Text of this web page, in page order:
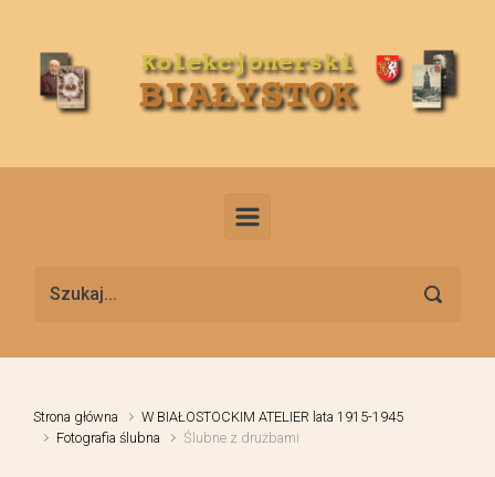
Strona główna
W BIAŁOSTOCKIM ATELIER lata 1915-1945
Fotografia ślubna
Ślubne z drużbami